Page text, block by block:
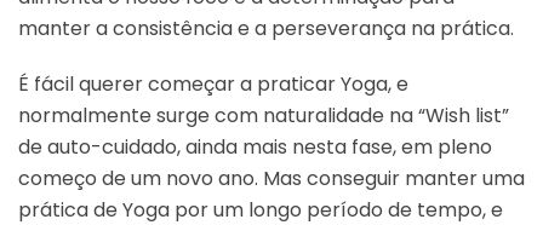
manter a consistência e a perseverança na prática.
É fácil querer começar a praticar Yoga, e
normalmente surge com naturalidade na “Wish list”
de auto-cuidado, ainda mais nesta fase, em pleno
começo de um novo ano. Mas conseguir manter uma
prática de Yoga por um longo período de tempo, e